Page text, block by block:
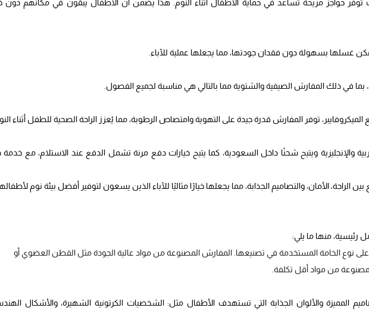
توفر حواجز مريحة تساعد في حماية الأطفال أثناء النوم. هذا يضمن أن الأطفال يبقون في مكانهم دون
غسلها بسهولة دون فقدان جودتها، مما يجعلها عملية للآباء.
في ذلك المفارش الصيفية والشتوية مما بالتالي هي مناسبة لجميع الفصول.
توفر المفارش قدرة جيدة على التهوية وامتصاص الرطوبة، مما يُعزز الراحة الصحية للطفل أثناء
والإنجليزية ويتيح شحنًا داخل السعودية، كما يتيح خيارات دفع مرنة تشمل الدفع عند الاستلام، مع خدمة
الأمان، والتصاميم الجذابة، مما يجعلها خيارًا مثاليًا للآباء الذين يسعون لتوفير أفضل بيئة نوم
رئيسية، منها ما يلي:
على نوع الخامة المستخدمة في تصنيعها. المفارش المصنوعة من مواد عالية الجودة مثل القطن العضوي أو
من مواد أقل تكلفة.
المميزة والألوان الجذابة التي تستهدف الأطفال مثل: الشخصيات الكرتونية الشهيرة، والأشكال